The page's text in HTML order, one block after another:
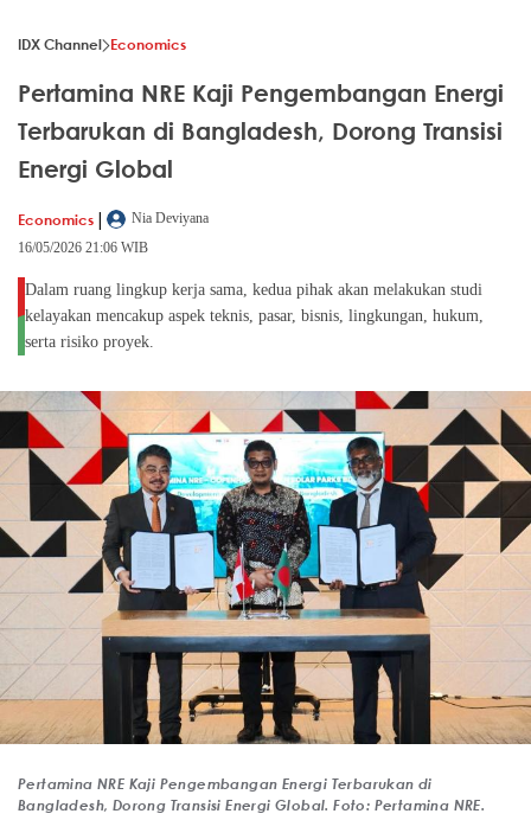
IDX Channel Economics
Pertamina NRE Kaji Pengembangan Energi
Terbarukan di Bangladesh, Dorong Transisi
Energi Global
Economics |
Nia Deviyana
16/05/2026 21:06 WIB
Dalam ruang lingkup kerja sama, kedua pihak akan melakukan studi
kelayakan mencakup aspek teknis, pasar, bisnis, lingkungan, hukum,
serta risiko proyek.
Pertamina NRE Kaji Pengembangan Energi Terbarukan di
Bangladesh, Dorong Transisi Energi Global. Foto: Pertamina NRE.